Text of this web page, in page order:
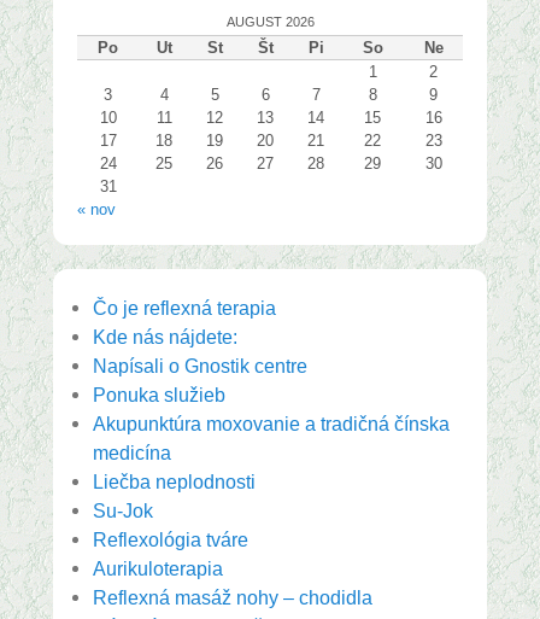
AUGUST 2026
Po Ut St Št Pi So
Ne
1
2
3
4 5 6 7 8
9
10
11 12 13 14 15
16
17
18 19 20 21 22
23
24
25 26 27 28 29
30
31
« nov
Čo je reflexná terapia
Kde nás nájdete:
Napísali o Gnostik centre
Ponuka služieb
Akupunktúra moxovanie a tradičná čínska
medicína
Liečba neplodnosti
Su-Jok
Reflexológia tváre
Aurikuloterapia
Reflexná masáž nohy – chodidla